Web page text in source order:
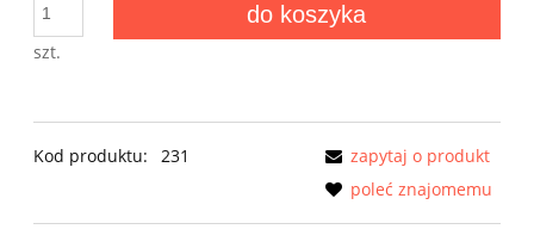
szt.
do koszyka
Kod produktu: 231
zapytaj o produkt
poleć znajomemu